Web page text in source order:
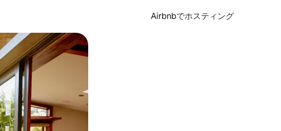
Airbnbでホスティング